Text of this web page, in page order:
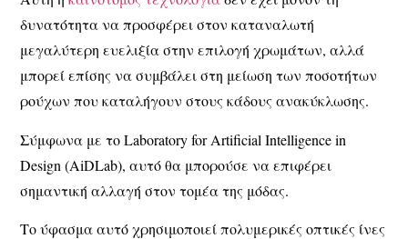
δυνατότητα να προσφέρει στον καταναλωτή
μεγαλύτερη ευελιξία στην επιλογή χρωμάτων, αλλά
μπορεί επίσης να συμβάλει στη μείωση των ποσοτήτων
ρούχων που καταλήγουν στους κάδους ανακύκλωσης.
Σύμφωνα με το Laboratory for Artificial Intelligence in
Design (AiDLab), αυτό θα μπορούσε να επιφέρει
σημαντική αλλαγή στον τομέα της μόδας.
Το ύφασμα αυτό χρησιμοποιεί πολυμερικές οπτικές ίνες